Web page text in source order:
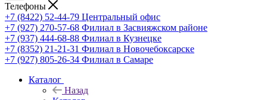
Телефоны
+7 (8422) 52-44-79 Центральный офис
+7 (927) 270-57-68 Филиал в Засвияжском районе
+7 (937) 444-68-88 Филиал в Кузнецке
+7 (8352) 21-21-31 Филиал в Новочебоксарске
+7 (927) 805-26-34 Филиал в Самаре
Каталог
Назад